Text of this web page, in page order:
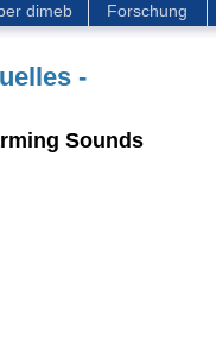
dimeb Forschung
-
Sounds